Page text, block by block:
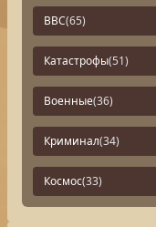
BBC(65)
Катастрофы(51)
Военные(36)
Криминал(34)
Космос(33)